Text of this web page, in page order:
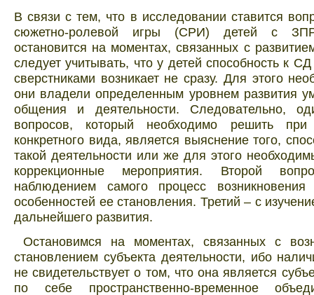
В связи с тем, что в исследовании ставится
сюжетно-ролевой игры (СРИ) детей с
остановится на моментах, связанных с
следует учитывать, что у детей способность к
сверстниками возникает не сразу. Для этого
они владели определенным уровнем развития
общения и деятельности. Следовательно,
вопросов, который необходимо решить
конкретного вида, является выяснение того,
такой деятельности или же для этого
коррекционные мероприятия. Второй
наблюдением самого процесс
особенностей ее становления. Третий – с
дальнейшего развития.
Остановимся на моментах, связанных с
становлением субъекта деятельности, ибо
не свидетельствует о том, что она является
по себе пространственно-временное